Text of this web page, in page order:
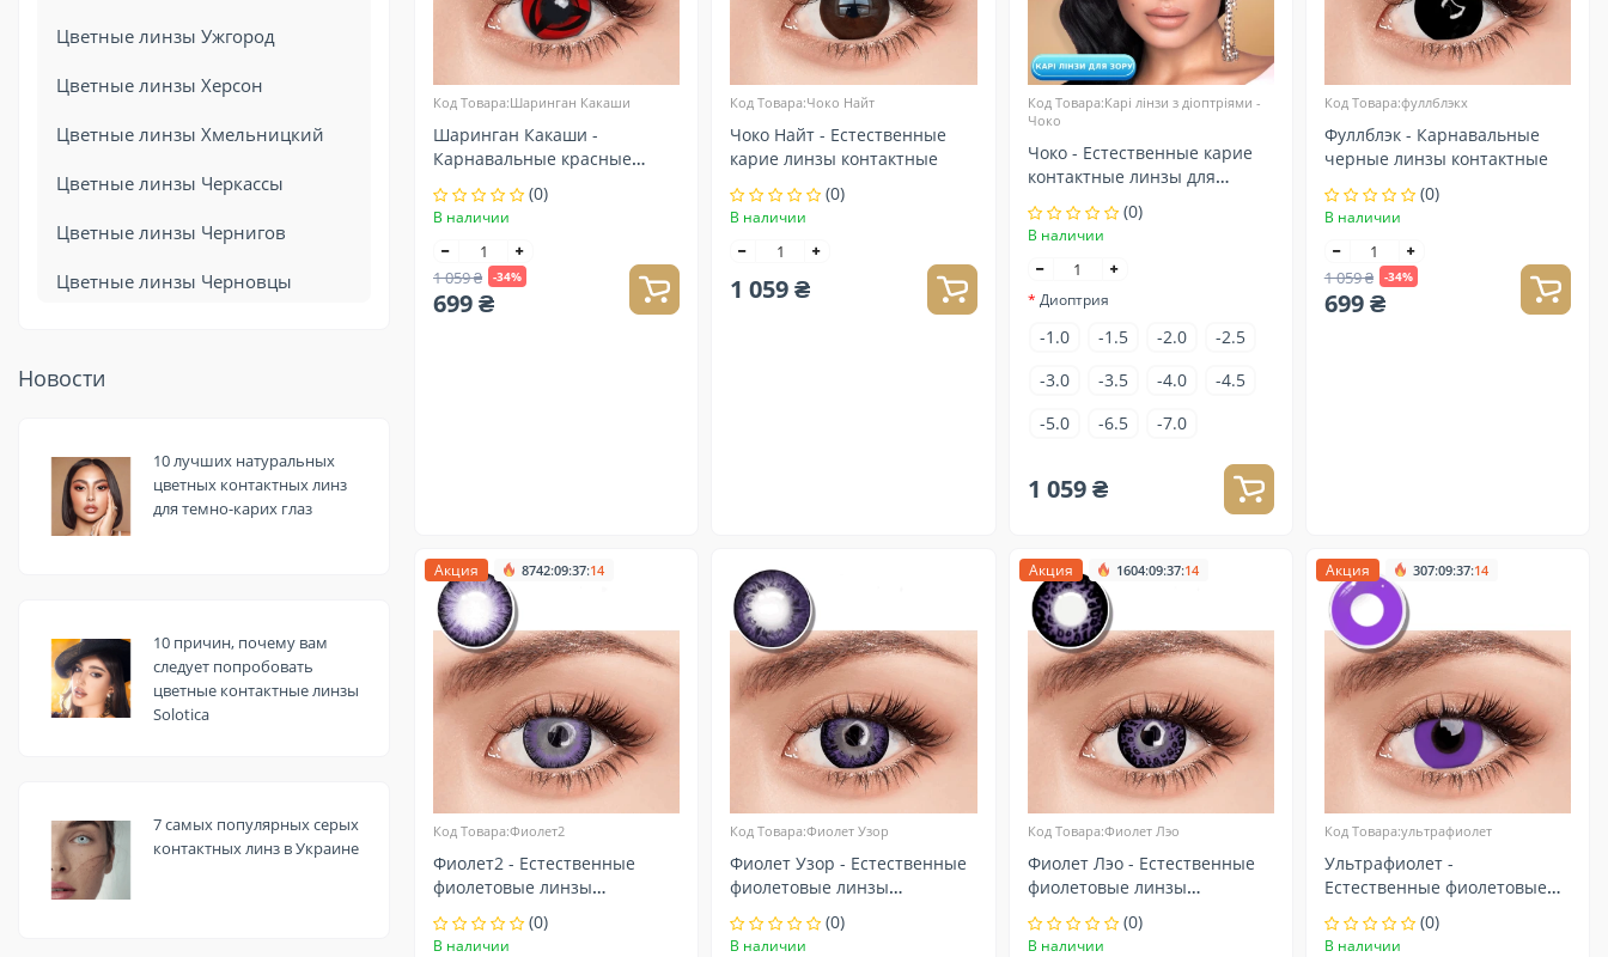
Цветные линзы Ужгород
Цветные линзы Херсон
Цветные линзы Хмельницкий
Цветные линзы Черкассы
Цветные линзы Чернигов
Цветные линзы Черновцы
Новости
10 лучших натуральных
цветных контактных линз
для темно-карих глаз
10 причин, почему вам
следует попробовать
цветные контактные линзы
Solotica
7 самых популярных серых
контактных линз в Украине
Код Товара:Шаринган Какаши
Шаринган Какаши -
Карнавальные красные
(0)
В наличии
1 059 ₴ -34%
699 ₴
Код Товара:Чоко Найт
Чоко Найт - Естественные
карие линзы контактные
(0)
В наличии
1 059 ₴
Код Товара:Карі лінзи з діоптріями -
Чоко
Чоко - Естественные карие
контактные линзы для
(0)
В наличии
Диоптрия
-1.0 -1.5 -2.0
-2.5
-3.0
-3.5 -4.0
-4.5
-5.0
-6.5 -7.0
1 059 ₴
Код Товара:фуллблэкx
Фуллблэк - Карнавальные
черные линзы контактные
(0)
В наличии
1 059 ₴ -34%
699 ₴
Акция 8742:09:37:13
Код Товара:Фиолет2
Фиолет2 - Естественные
фиолетовые линзы
контактные (0)
В наличии
Код Товара:Фиолет Узор
Фиолет Узор - Естественные
фиолетовые линзы
контактные (0)
В наличии
Акция 1604:09:37:13
Код Товара:Фиолет Лэо
Фиолет Лэо - Естественные
фиолетовые линзы
контактные (0)
В наличии
Акция 307:09:37:13
Код Товара:ультрафиолет
Ультрафиолет -
Естественные фиолетовые
линзы контактные
(0)
В наличии